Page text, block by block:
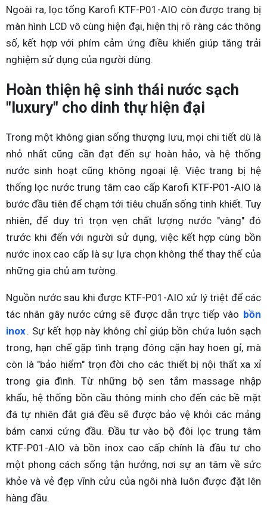
Ngoài ra, lọc tổng Karofi KTF-P01-AIO còn được trang bị
màn hình LCD vô cùng hiện đại, hiện thị rõ ràng các thông
số, kết hợp với phím cảm ứng điều khiển giúp tăng trải
nghiệm sử dụng của người dùng.
Hoàn thiện hệ sinh thái nước sạch
"luxury" cho dinh thự hiện đại
Trong một không gian sống thượng lưu, mọi chi tiết dù là
nhỏ nhất cũng cần đạt đến sự hoàn hảo, và hệ thống
nước sinh hoạt cũng không ngoại lệ. Việc trang bị hệ
thống lọc nước trung tâm cao cấp Karofi KTF-P01-AIO là
bước đầu tiên để chạm tới tiêu chuẩn sống tinh khiết. Tuy
nhiên, để duy trì trọn vẹn chất lượng nước "vàng" đó
trước khi đến với người sử dụng, việc kết hợp cùng bồn
nước inox cao cấp là sự lựa chọn không thể thay thế của
những gia chủ am tường.
Nguồn nước sau khi được KTF-P01-AIO xử lý triệt để các
tác nhân gây nước cứng sẽ được dẫn trực tiếp vào bồn
inox. Sự kết hợp này không chỉ giúp bồn chứa luôn sạch
trong, hạn chế gặp tình trạng đóng cặn hay hoen gỉ, mà
còn là "bảo hiểm" trọn đời cho các thiết bị nội thất xa xỉ
trong gia đình. Từ những bộ sen tắm massage nhập
khẩu, hệ thống bồn cầu thông minh cho đến các bề mặt
đá tự nhiên đắt giá đều sẽ được bảo vệ khỏi các mảng
bám canxi cứng đầu. Đầu tư vào bộ đôi lọc trung tâm
KTF-P01-AIO và bồn inox cao cấp chính là đầu tư cho
một phong cách sống tận hưởng, nơi sự an tâm về sức
khỏe và vẻ đẹp vĩnh cửu của ngôi nhà luôn được đặt lên
hàng đầu.